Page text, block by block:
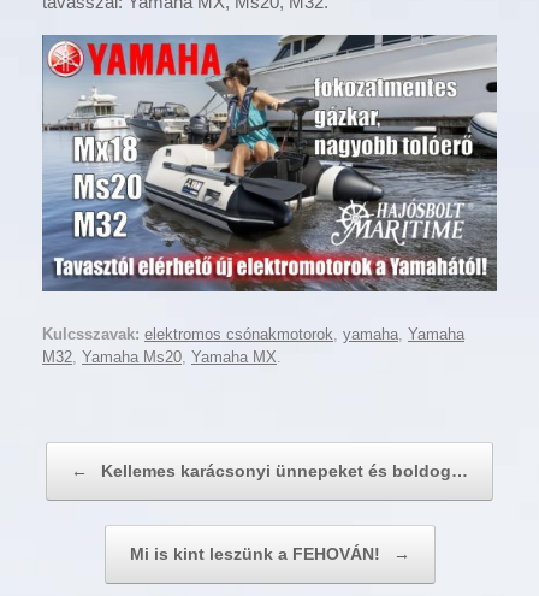
Kulcsszavak: elektromos csónakmotorok, yamaha, Yamaha
M32, Yamaha Ms20, Yamaha MX.
← Kellemes karácsonyi ünnepeket és boldog…
Mi is kint leszünk a FEHOVÁN! →